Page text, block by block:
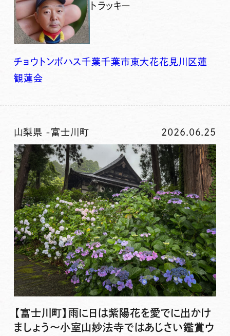
トラッキー
チョウトンボハス千葉千葉市東大花花見川区蓮
観蓮会
山梨県 -富士川町 2026.06.25
【富士川町】雨に日は紫陽花を愛でに出かけ
ましょう〜小室山妙法寺ではあじさい鑑賞ウ